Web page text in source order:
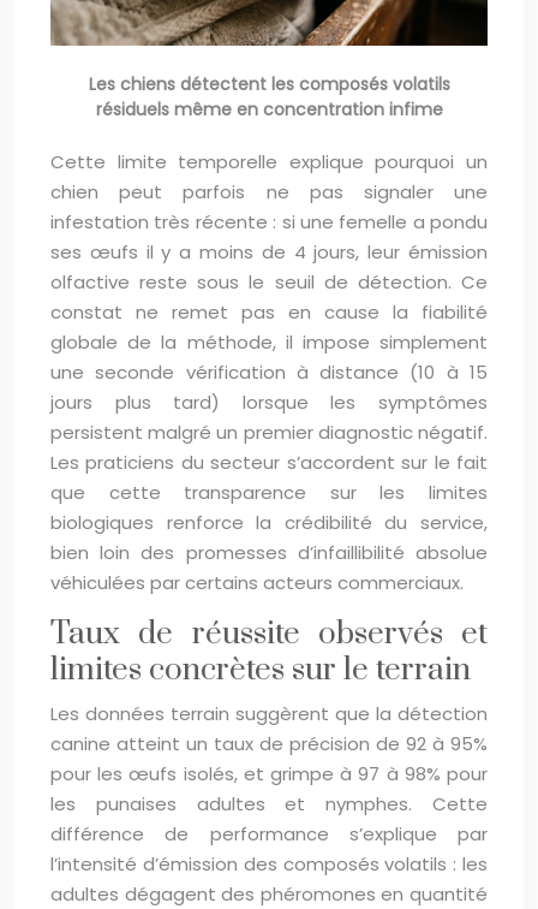
Les chiens détectent les composés volatils
résiduels même en concentration infime
Cette limite temporelle explique pourquoi un
chien peut parfois ne pas signaler une
infestation très récente : si une femelle a pondu
ses œufs il y a moins de 4 jours, leur émission
olfactive reste sous le seuil de détection. Ce
constat ne remet pas en cause la fiabilité
globale de la méthode, il impose simplement
une seconde vérification à distance (10 à 15
jours plus tard) lorsque les symptômes
persistent malgré un premier diagnostic négatif.
Les praticiens du secteur s’accordent sur le fait
que cette transparence sur les limites
biologiques renforce la crédibilité du service,
bien loin des promesses d’infaillibilité absolue
véhiculées par certains acteurs commerciaux.
Taux de réussite observés et
limites concrètes sur le terrain
Les données terrain suggèrent que la détection
canine atteint un taux de précision de 92 à 95%
pour les œufs isolés, et grimpe à 97 à 98% pour
les punaises adultes et nymphes. Cette
différence de performance s’explique par
l’intensité d’émission des composés volatils : les
adultes dégagent des phéromones en quantité